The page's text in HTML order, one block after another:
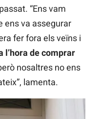
“Ens vam
ens va assegurar
fer fora els veïns i
l’hora de comprar
nosaltres no ens
lamenta.